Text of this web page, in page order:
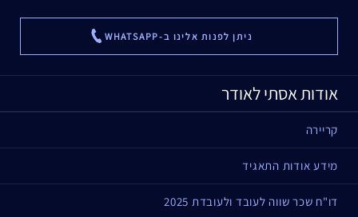
ניתן לפנות אלינו ב-WHATSAPP ...
אודות אסתי לאודר
קריירה
מידע אודות התאגיד
דו"ח שכר שווה לעובד ולעובדת 2025